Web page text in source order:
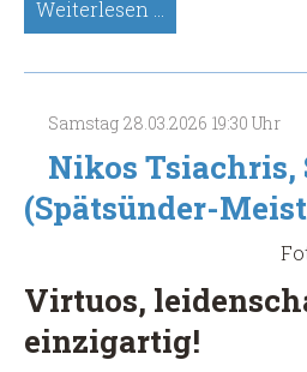
Weiterlesen …
Sönke
Meinen,
Samstag 28.03.2026 19:30 Uhr
Nikos Tsiachris,
(Spätsünder-
Virtuos,
einzigartig!